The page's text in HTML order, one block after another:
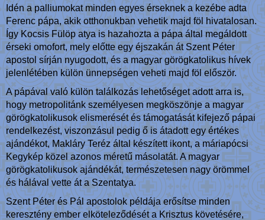
Idén a palliumokat minden egyes érseknek a kezébe adta
Ferenc pápa, akik otthonukban vehetik majd föl hivatalosan.
Így Kocsis Fülöp atya is hazahozta a pápa által megáldott
érseki omofort, mely előtte egy éjszakán át Szent Péter
apostol sírján nyugodott, és a magyar görögkatolikus hívek
jelenlétében külön ünnepségen veheti majd föl először.
A pápával való külön találkozás lehetőséget adott arra is,
hogy metropolitánk személyesen megköszönje a magyar
görögkatolikusok elismerését és támogatását kifejező pápai
rendelkezést, viszonzásul pedig ő is átadott egy értékes
ajándékot, Makláry Teréz által készített ikont, a máriapócsi
Kegykép közel azonos méretű másolatát. A magyar
görögkatolikusok ajándékát, természetesen nagy örömmel
és hálával vette át a Szentatya.
Szent Péter és Pál apostolok példája erősítse minden
keresztény ember elköteleződését a Krisztus követésére,